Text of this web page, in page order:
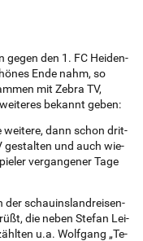
gegen den 1. FC Hei­­den­
Ende nahm, so
mit Zebra TV,
be­kannt geben:
wei­te­­re, dann schon drit­
ge­stal­ten und auch wie­
ver­gan­ge­ner Tage
der schau­ins­­lan­d­rei­­sen-
die neben Ste­fan Lei­
u.a. Wol­f­­gang „Te­